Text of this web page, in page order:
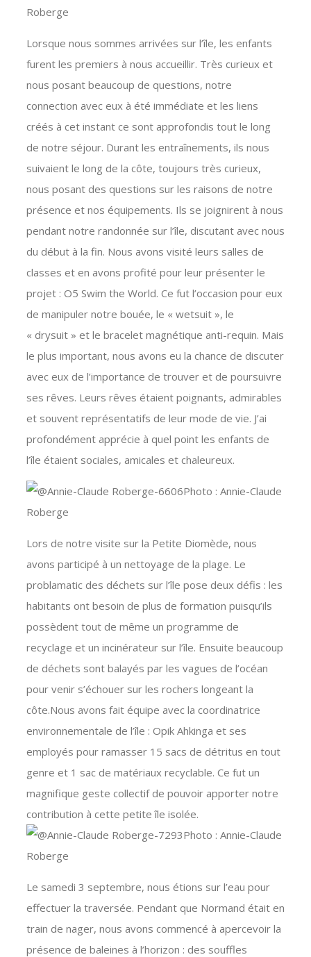
Roberge
Lorsque nous sommes arrivées sur l’île, les enfants
furent les premiers à nous accueillir. Très curieux et
nous posant beaucoup de questions, notre
connection avec eux à été immédiate et les liens
créés à cet instant ce sont approfondis tout le long
de notre séjour. Durant les entraînements, ils nous
suivaient le long de la côte, toujours très curieux,
nous posant des questions sur les raisons de notre
présence et nos équipements. Ils se joignirent à nous
pendant notre randonnée sur l’île, discutant avec nous
du début à la fin. Nous avons visité leurs salles de
classes et en avons profité pour leur présenter le
projet : O5 Swim the World. Ce fut l’occasion pour eux
de manipuler notre bouée, le « wetsuit », le
« drysuit » et le bracelet magnétique anti-requin. Mais
le plus important, nous avons eu la chance de discuter
avec eux de l’importance de trouver et de poursuivre
ses rêves. Leurs rêves étaient poignants, admirables
et souvent représentatifs de leur mode de vie. J’ai
profondément apprécie à quel point les enfants de
l’île étaient sociales, amicales et chaleureux.
Photo : Annie-Claude
Roberge
Lors de notre visite sur la Petite Diomède, nous
avons participé à un nettoyage de la plage. Le
problamatic des déchets sur l’île pose deux défis : les
habitants ont besoin de plus de formation puisqu’ils
possèdent tout de même un programme de
recyclage et un incinérateur sur l’île. Ensuite beaucoup
de déchets sont balayés par les vagues de l’océan
pour venir s’échouer sur les rochers longeant la
côte.Nous avons fait équipe avec la coordinatrice
environnementale de l’île : Opik Ahkinga et ses
employés pour ramasser 15 sacs de détritus en tout
genre et 1 sac de matériaux recyclable. Ce fut un
magnifique geste collectif de pouvoir apporter notre
contribution à cette petite île isolée.
Photo : Annie-Claude
Roberge
Le samedi 3 septembre, nous étions sur l’eau pour
effectuer la traversée. Pendant que Normand était en
train de nager, nous avons commencé à apercevoir la
présence de baleines à l’horizon : des souffles